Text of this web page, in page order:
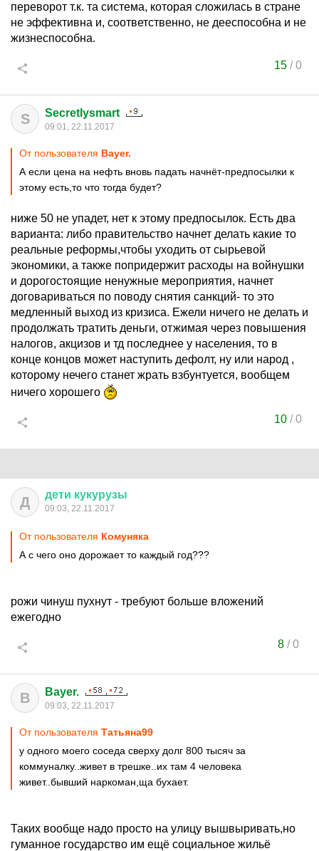
переворот т.к. та система, которая сложилась в стране
не эффективна и, соответственно, не дееспособна и не
жизнеспособна.
15 /0
S Secretlysmart
09:01, 22.11.2017
От пользователя Bayer.
А если цена на нефть вновь падать начнёт-предпосылки к
этому есть,то что тогда будет?
ниже 50 не упадет, нет к этому предпосылок. Есть два
варианта: либо правительство начнет делать какие то
реальные реформы,чтобы уходить от сырьевой
экономики, а также попридержит расходы на войнушки
и дорогостоящие ненужные мероприятия, начнет
договариваться по поводу снятия санкций- то это
медленный выход из кризиса. Ежели ничего не делать и
продолжать тратить деньги, отжимая через повышения
налогов, акцизов и тд последнее у населения, то в
конце концов может наступить дефолт, ну или народ ,
которому нечего станет жрать взбунтуется, вообщем
ничего хорошего
10 /0
Д дети кукурузы
09:03, 22.11.2017
От пользователя Комуняка
А с чего оно дорожает то каждый год???
рожи чинуш пухнут - требуют больше вложений
ежегодно
8/0
B Bayer.
09:03, 22.11.2017
От пользователя Татьяна99
у одного моего соседа сверху долг 800 тысяч за
коммуналку..живет в трешке..их там 4 человека
живет..бывший наркоман,ща бухает.
Таких вообще надо просто на улицу вышвыривать,но
гуманное государство им ещё социальное жильё